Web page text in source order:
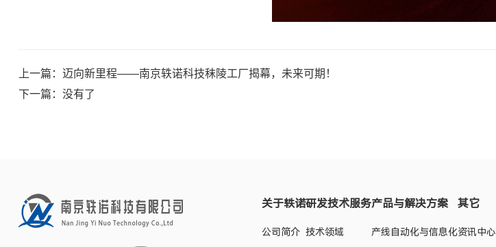
上一篇： 迈向新里程——南京轶诺科技秣陵工厂揭幕，未来可期！
下一篇：没有了
关于轶诺
公司简介
研发技术服务
技术领域
产品与解决方案
产线自动化与信息化
其它
资讯中心